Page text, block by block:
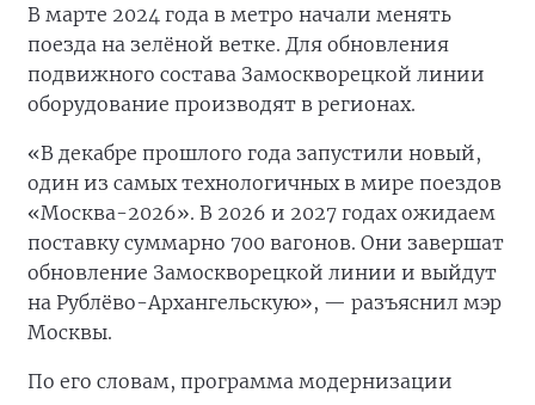
В марте 2024 года в метро начали менять
поезда на зелёной ветке. Для обновления
подвижного состава Замоскворецкой линии
оборудование производят в регионах.
«В декабре прошлого года запустили новый,
один из самых технологичных в мире поездов
«Москва-2026». В 2026 и 2027 годах ожидаем
поставку суммарно 700 вагонов. Они завершат
обновление Замоскворецкой линии и выйдут
на Рублёво-Архангельскую», — разъяснил мэр
Москвы.
По его словам, программа модернизации